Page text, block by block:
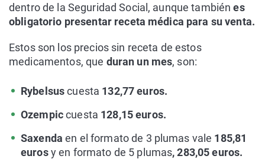
dentro de la Seguridad Social, aunque tambiénes
obligatorio presentar receta médica para su venta.
Estos son los precios sin receta de estos
medicamentos, que duran un mes, son:
Rybelsuscuesta 132,77 euros.
Ozempiccuesta 128,15 euros.
Saxendaen el formato de 3 plumas vale 185,81
eurosy en formato de 5 plumas, 283,05 euros.